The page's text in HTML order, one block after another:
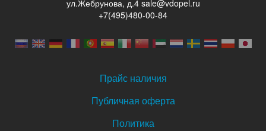
ул.Жебрунова, д.4 sale@vdopel.ru
+7(495)480-00-84
Прайс наличия
Публичная оферта
Политика